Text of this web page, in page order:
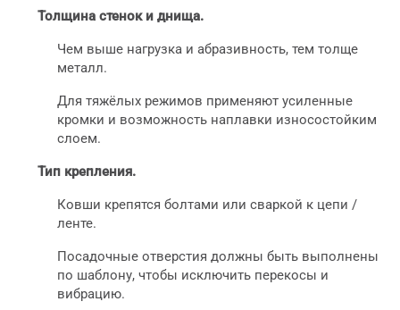
Толщина стенок и днища.
Чем выше нагрузка и абразивность, тем толще
металл.
Для тяжёлых режимов применяют усиленные
кромки и возможность наплавки износостойким
слоем.
Тип крепления.
Ковши крепятся болтами или сваркой к цепи /
ленте.
Посадочные отверстия должны быть выполнены
по шаблону, чтобы исключить перекосы и
вибрацию.